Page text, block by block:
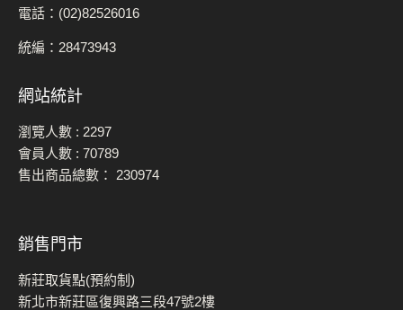
電話：(02)82526016
統編：28473943
網站統計
瀏覽人數 : 2297
會員人數 : 70789
售出商品總數： 230974
銷售門市
新莊取貨點(預約制)
新北市新莊區復興路三段47號2樓